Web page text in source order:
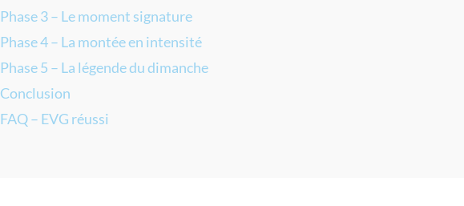
Phase 3 – Le moment signature
Phase 4 – La montée en intensité
Phase 5 – La légende du dimanche
Conclusion
FAQ – EVG réussi